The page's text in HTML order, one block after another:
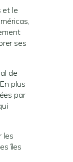
et le
ses
de
plus
par
les
îles